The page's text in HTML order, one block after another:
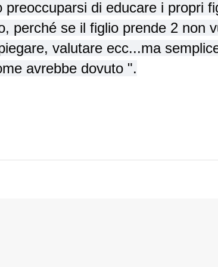
preoccuparsi di educare i propri
perché se il figlio prende 2 non
valutare ecc...ma
avrebbe dovuto ".